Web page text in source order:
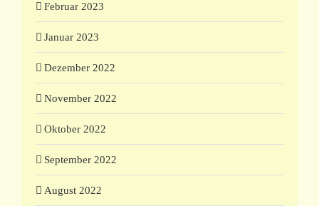
Februar 2023
Januar 2023
Dezember 2022
November 2022
Oktober 2022
September 2022
August 2022